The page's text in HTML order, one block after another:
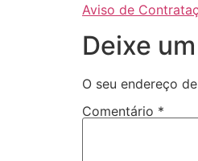
Aviso de
Deixe
O seu endereço
Comentário *